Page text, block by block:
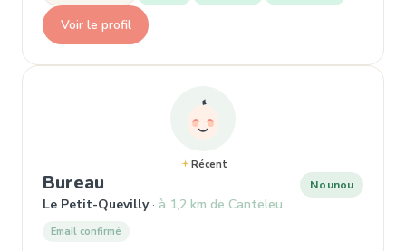
Voir le profil
Récent
Bureau , Nounou à Le Petit-Quevilly
Le Petit-Quevilly à 1,2 km de Canteleu
Nounou
Email confirmé